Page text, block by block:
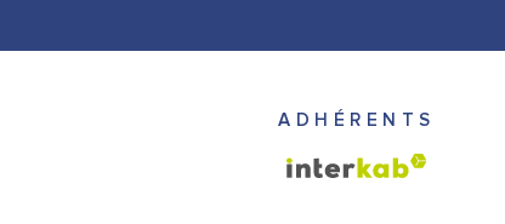
ADHÉRENTS